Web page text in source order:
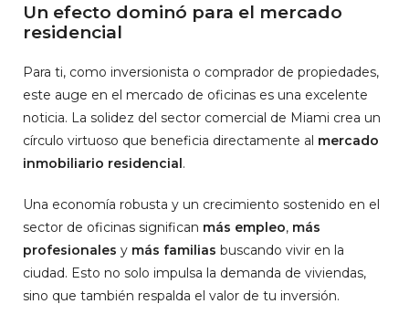
Un efecto dominó para el mercado
residencial
Para ti, como inversionista o comprador de propiedades,
este auge en el mercado de oficinas es una excelente
noticia. La solidez del sector comercial de Miami crea un
círculo virtuoso que beneficia directamente al mercado
inmobiliario residencial.
Una economía robusta y un crecimiento sostenido en el
sector de oficinas significan más empleo, más
profesionales y más familias buscando vivir en la
ciudad. Esto no solo impulsa la demanda de viviendas,
sino que también respalda el valor de tu inversión.